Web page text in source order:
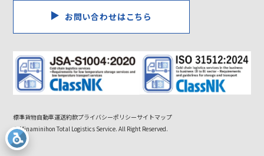
お問い合わせはこちら
標準貨物自動車運送約款プライバシーポリシーサイトマップ
© Minaminihon Total Logistics Service. All Right Reserved.